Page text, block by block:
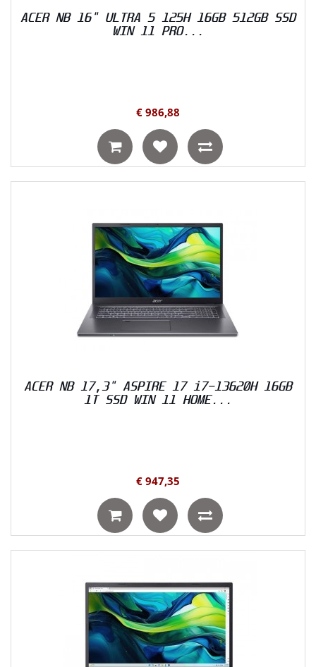
ACER NB 16" ULTRA 5 125H 16GB 512GB SSD
WIN 11 PRO...
€ 986,88
ACER NB 17,3" ASPIRE 17 i7-13620H 16GB
1T SSD WIN 11 HOME...
€ 947,35